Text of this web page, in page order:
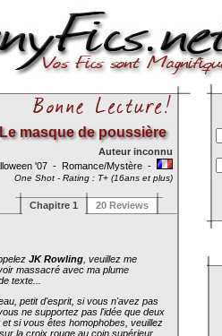
Le masque de poussière
Auteur inconnu
'07 - Romance/Mystère -
One Shot - Rating : T+ (16ans et plus)
Chapitre 1 20 Reviews
JK Rowling , veuillez me
massacré avec ma plume
texte...
petit d'esprit, si vous n'avez pas
ne supportez pas l'idée que deux
si vous êtes homophobes, veuillez
la croix rouge au coin supérieur